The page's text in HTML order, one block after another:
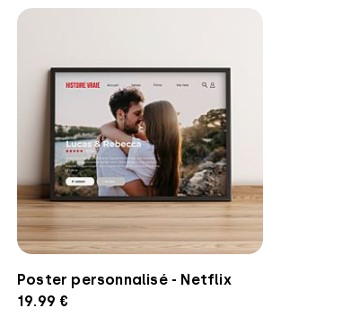
Poster personnalisé - Netflix
19.99 €